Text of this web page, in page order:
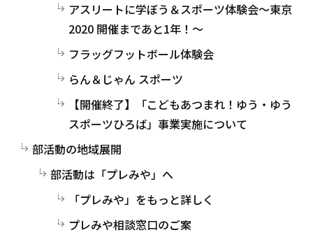
アスリートに学ぼう＆スポーツ体験会～東京
2020 開催まであと1年！～
フラッグフットボール体験会
らん＆じゃん スポーツ
【開催終了】「こどもあつまれ！ゆう・ゆう
スポーツひろば」事業実施について
部活動の地域展開
部活動は「プレみや」へ
「プレみや」をもっと詳しく
プレみや相談窓口のご案